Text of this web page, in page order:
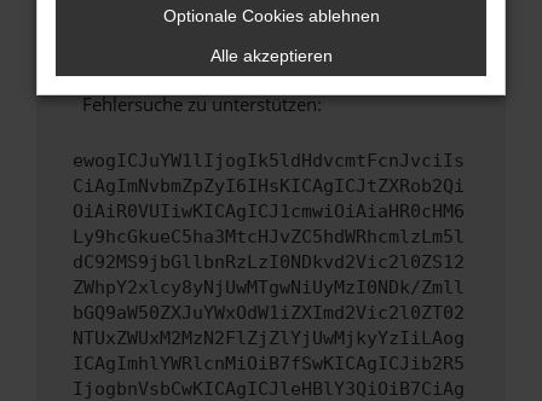
hast, kontaktiere uns bitte. Wir werden
versuchen, das Problem zu beheben. Du kannst
uns diesen Text schicken, um uns bei der
Fehlersuche zu unterstützen:
ewogICJuYW1lIjogIk5ldHdvcmtFcnJvciIs
CiAgImNvbmZpZyI6IHsKICAgICJtZXRob2Qi
OiAiR0VUIiwKICAgICJ1cmwiOiAiaHR0cHM6
Ly9hcGkueC5ha3MtcHJvZC5hdWRhcmlzLm5l
dC92MS9jbGllbnRzLzI0NDkvd2Vic2l0ZS12
ZWhpY2xlcy8yNjUwMTgwNiUyMzI0NDk/Zmll
bGQ9aW50ZXJuYWxOdW1iZXImd2Vic2l0ZT02
NTUxZWUxM2MzN2FlZjZlYjUwMjkyYzIiLAog
ICAgImhlYWRlcnMiOiB7fSwKICAgICJib2R5
IjogbnVsbCwKICAgICJleHBlY3QiOiB7CiAg
Optionale Cookies ablehnen
Alle akzeptieren